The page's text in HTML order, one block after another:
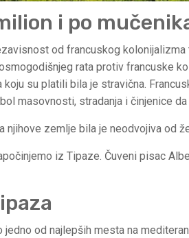
i po
od francuskog kolonijalizma
rata protiv francuske
koju su platili bila je stravična.
masovnosti, stradanja i činjenice
njihove zemlje bila je neodvojiva od
iz Tipaze. Čuveni pisac
jedno od najlepših mesta na